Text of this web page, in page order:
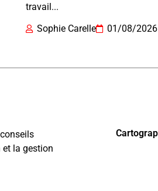
travail...
Sophie Carelle
01/08/2026
et la gestion